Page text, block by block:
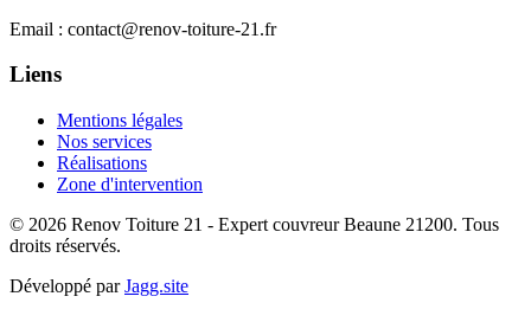
Email : contact@renov-toiture-21.fr
Liens
Mentions légales
Nos services
Réalisations
Zone d'intervention
© 2026 Renov Toiture 21 - Expert couvreur Beaune 21200. Tous
droits réservés.
Développé parJagg.site